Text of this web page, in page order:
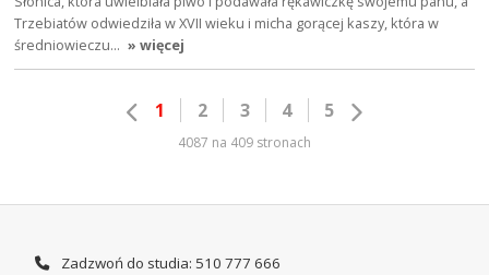
Trzebiatów odwiedziła w XVII wieku i micha gorącej kaszy, która w
średniowieczu… » więcej
1 2 3 4 5
4087 na 409 stronach
Zadzwoń do studia: 510 777 666